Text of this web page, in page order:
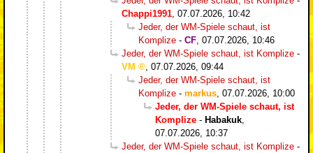
Chappi1991 07.07.2026, 10:42
Jeder, der WM-Spiele schaut, ist
Komplize - CF 07.07.2026, 10:46
Jeder, der WM-Spiele schaut, ist Komplize -
VM
07.07.2026, 09:44
Jeder, der WM-Spiele schaut, ist
Komplize - markus 07.07.2026, 10:00
Jeder, der WM-Spiele schaut, ist
Komplize - Habakuk
07.07.2026, 10:37
Jeder, der WM-Spiele schaut, ist Komplize -